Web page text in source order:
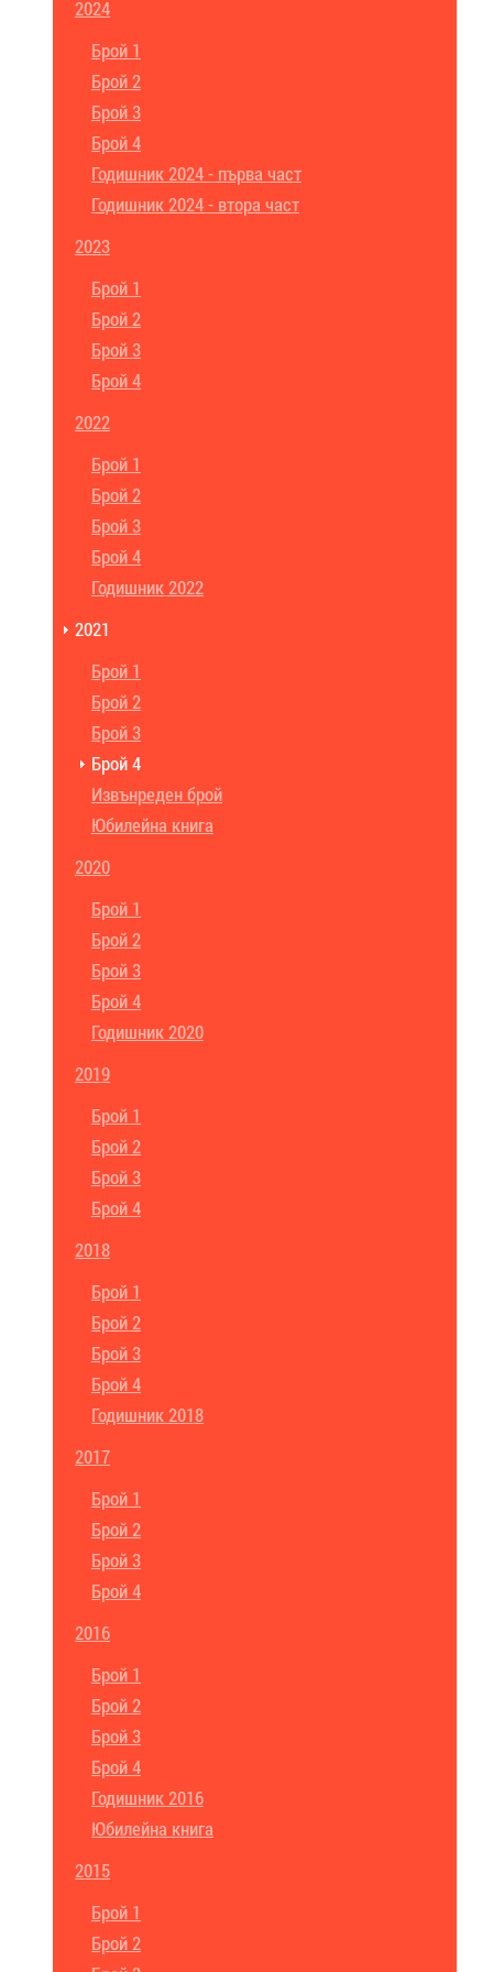
2024
Брой 1
Брой 2
Брой 3
Брой 4
Годишник 2024 - първа част
Годишник 2024 - втора част
2023
Брой 1
Брой 2
Брой 3
Брой 4
2022
Брой 1
Брой 2
Брой 3
Брой 4
Годишник 2022
2021
Брой 1
Брой 2
Брой 3
Брой 4
Извънреден брой
Юбилейна книга
2020
Брой 1
Брой 2
Брой 3
Брой 4
Годишник 2020
2019
Брой 1
Брой 2
Брой 3
Брой 4
2018
Брой 1
Брой 2
Брой 3
Брой 4
Годишник 2018
2017
Брой 1
Брой 2
Брой 3
Брой 4
2016
Брой 1
Брой 2
Брой 3
Брой 4
Годишник 2016
Юбилейна книга
2015
Брой 1
Брой 2